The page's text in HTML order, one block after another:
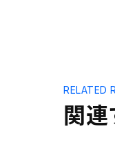
関連
RELATED